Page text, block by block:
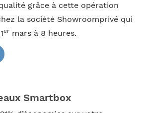
grâce à cette opération
la société Showroomprivé qui
ermars à 8 heures.
Smartbox